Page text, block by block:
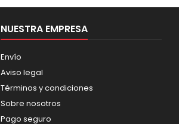
NUESTRA EMPRESA
Envío
Aviso legal
Términos y condiciones
Sobre nosotros
Pago seguro